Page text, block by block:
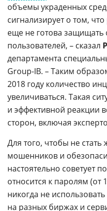
объемы украденных
сигнализирует о том,
еще не готова защищать
пользователей, – сказал
департамента
Group-IB. – Таким
2018 году количество
увеличиваться. Такая
и эффективной реакции
сторон, включая
Для того, чтобы не стать
мошенников и
настоятельно советует
относится к паролям (от
никогда не
на разных биржах и